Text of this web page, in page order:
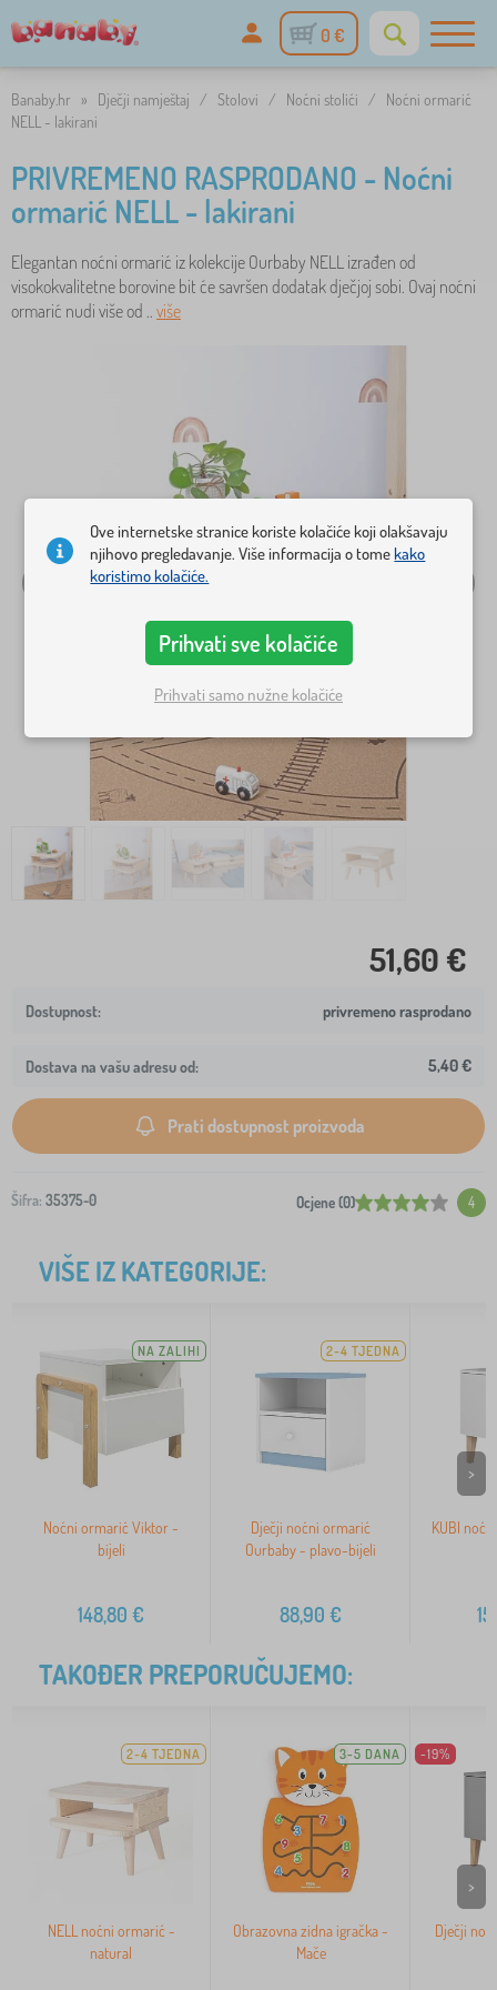
0 €
Banaby.hr » Dječji namještaj / Stolovi / Noćni stolići /
Noćni ormarić
NELL - lakirani
PRIVREMENO RASPRODANO - Noćni
ormarić NELL - lakirani
Elegantan noćni ormarić iz kolekcije Ourbaby NELL izrađen od
visokokvalitetne borovine bit će savršen dodatak dječjoj sobi. Ovaj noćni
ormarić nudi više od .. više
51,60 €
privremeno rasprodano
Dostava na vašu adresu od: 5,40 €
Prati dostupnost proizvoda
Šifra: 35375-0 Ocjene (0) 4
VIŠE IZ KATEGORIJE:
NA ZALIHI
Noćni ormarić Viktor -
bijeli
148,80 €
2-4 TJEDNA
Dječji noćni ormarić
Ourbaby - plavo-bijeli
88,90 €
KUBI
>
TAKOĐER PREPORUČUJEMO:
2-4 TJEDNA
NELL noćni ormarić -
natural
3-5 DANA
Obrazovna zidna igračka -
Mače
-19%
Dječji
>
Ove internetske stranice koriste kolačiće koji olakšavaju
njihovo pregledavanje. Više informacija o tomekako
koristimo kolačiće.
Prihvati sve kolačiće
Prihvati samo nužne kolačiće